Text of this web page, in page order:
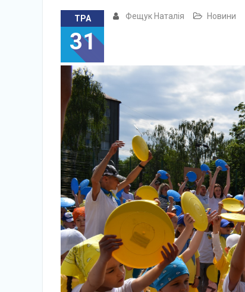
ТРА
31
Фещук Наталія Новини